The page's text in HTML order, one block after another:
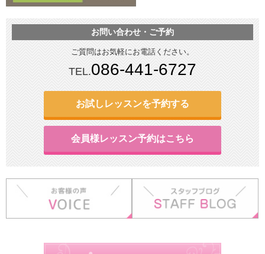
お問い合わせ・ご予約
ご質問はお気軽にお電話ください。
TEL.086-441-6727
お試しレッスンを予約する
会員様レッスン予約はこちら